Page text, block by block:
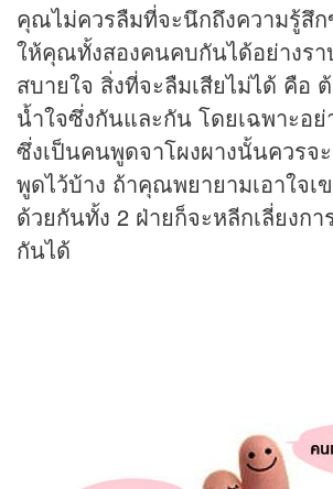
คุณไม่ควรลืมที่จะนึกถึงความรู้สึก
ให้คุณทั้งสองคนคบกันได้อย่างรา
สบายใจ สิ่งที่จะลืมเสียไม่ได้ คือ
น้ำใจซึ่งกันและกัน โดยเฉพาะอย่
ซึ่งเป็นคนพูดจาโผงผางนั้นควรจ
พูดไว้บ้าง ถ้าคุณพยายามเอาใจเ
ด้วยกันทั้ง 2 ฝ่ายก็จะหลีกเลี่ยงกา
กันได้